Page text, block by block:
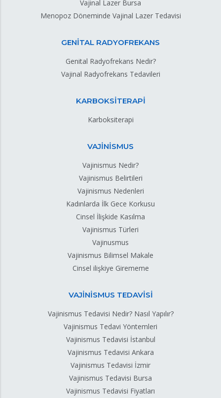
Vajinal Lazer Bursa
Menopoz Döneminde Vajinal Lazer Tedavisi
GENİTAL RADYOFREKANS
Genital Radyofrekans Nedir?
Vajinal Radyofrekans Tedavileri
KARBOKSİTERAPİ
Karboksiterapi
VAJİNİSMUS
Vajinismus Nedir?
Vajinismus Belirtileri
Vajinismus Nedenleri
Kadınlarda İlk Gece Korkusu
Cinsel İlişkide Kasılma
Vajinismus Türleri
Vajinusmus
Vajinismus Bilimsel Makale
Cinsel ilişkiye Girememe
VAJİNİSMUS TEDAVİSİ
Vajinismus Tedavisi Nedir? Nasıl Yapılır?
Vajinismus Tedavi Yöntemleri
Vajinismus Tedavisi İstanbul
Vajinismus Tedavisi Ankara
Vajinismus Tedavisi İzmir
Vajinismus Tedavisi Bursa
Vajinismus Tedavisi Fiyatları